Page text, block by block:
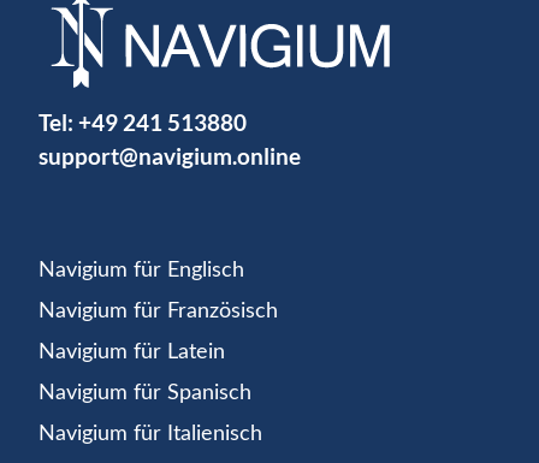
Tel: +49 241 513880
support@navigium.online
Navigium für Englisch
Navigium für Französisch
Navigium für Latein
Navigium für Spanisch
Navigium für Italienisch